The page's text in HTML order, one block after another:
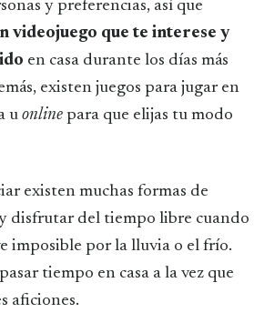
y preferencias, así que
videojuego que te interese y
en casa durante los días más
existen juegos para jugar en
u online para que elijas tu modo
existen muchas formas de
disfrutar del tiempo libre cuando
imposible por la lluvia o el frío.
tiempo en casa a la vez que
aficiones.